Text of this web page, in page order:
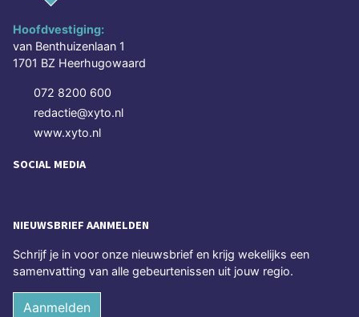
Hoofdvestiging:
van Benthuizenlaan 1
1701 BZ Heerhugowaard
072 8200 600
redactie@xyto.nl
www.xyto.nl
SOCIAL MEDIA
NIEUWSBRIEF AANMELDEN
Schrijf je in voor onze nieuwsbrief en krijg wekelijks een
samenvatting van alle gebeurtenissen uit jouw regio.
Aanmelden